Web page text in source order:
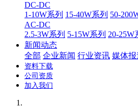
DC-DC
1-10W系列 15-40W系列 50-
AC-DC
2.5-3W系列 5-15W系列 20-25W
新闻动态
全部 企业新闻 行业资讯 媒体报
资料下载
公司资质
加入我们